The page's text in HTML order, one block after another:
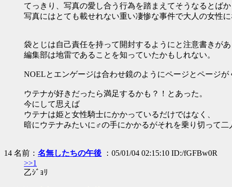
てっきり、写真の愛し合う行為を踏まえてそうなるとばか
写真にはとても載せれない重い凄惨な事件で大人の女性に
袋とじは自己責任を持って開封するようにと注意書きが
編集部は地雷であることを知っていたかもしれない。
NOELとエンゲージは合わせ鏡のようにページとページが
ウテナが好きだったら満足するかも？！とあった。
今にして思えば
ウテナは姫と女性騎士にかかっているだけではなく、
暗にウテナみたいに♂の手にかかるがそれを乗り切って二
14 名前： 名無したちの午後 ：05/01/04 02:15:10 ID:/fGFBw0R
>>1
乙ｼﾞｮﾘ